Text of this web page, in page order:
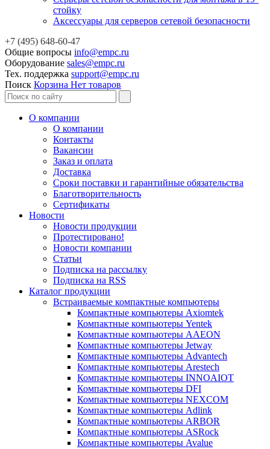
стойку
Аксессуары для серверов сетевой безопасности
+7 (495) 648-60-47
Общие вопросы info@empc.ru
Оборудование sales@empc.ru
Тех. поддержка support@empc.ru
Поиск Корзина Нет товаров
О компании
О компании
Контакты
Вакансии
Заказ и оплата
Доставка
Сроки поставки и гарантийные обязательства
Благотворительность
Сертификаты
Новости
Новости продукции
Протестировано!
Новости компании
Статьи
Подписка на рассылку
Подписка на RSS
Каталог продукции
Встраиваемые компактные компьютеры
Компактные компьютеры Axiomtek
Компактные компьютеры Yentek
Компактные компьютеры AAEON
Компактные компьютеры Jetway
Компактные компьютеры Advantech
Компактные компьютеры Arestech
Компактные компьютеры INNOAIOT
Компактные компьютеры DFI
Компактные компьютеры NEXCOM
Компактные компьютеры Adlink
Компактные компьютеры ARBOR
Компактные компьютеры ASRock
Компактные компьютеры Avalue